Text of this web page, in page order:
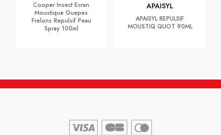
Cooper Insect Ecran
Moustique Guepes
Frelons Repulsif Peau
Spray 100ml
APAISYL
APAISYL REPULSIF
MOUSTIQ QUOT 90ML